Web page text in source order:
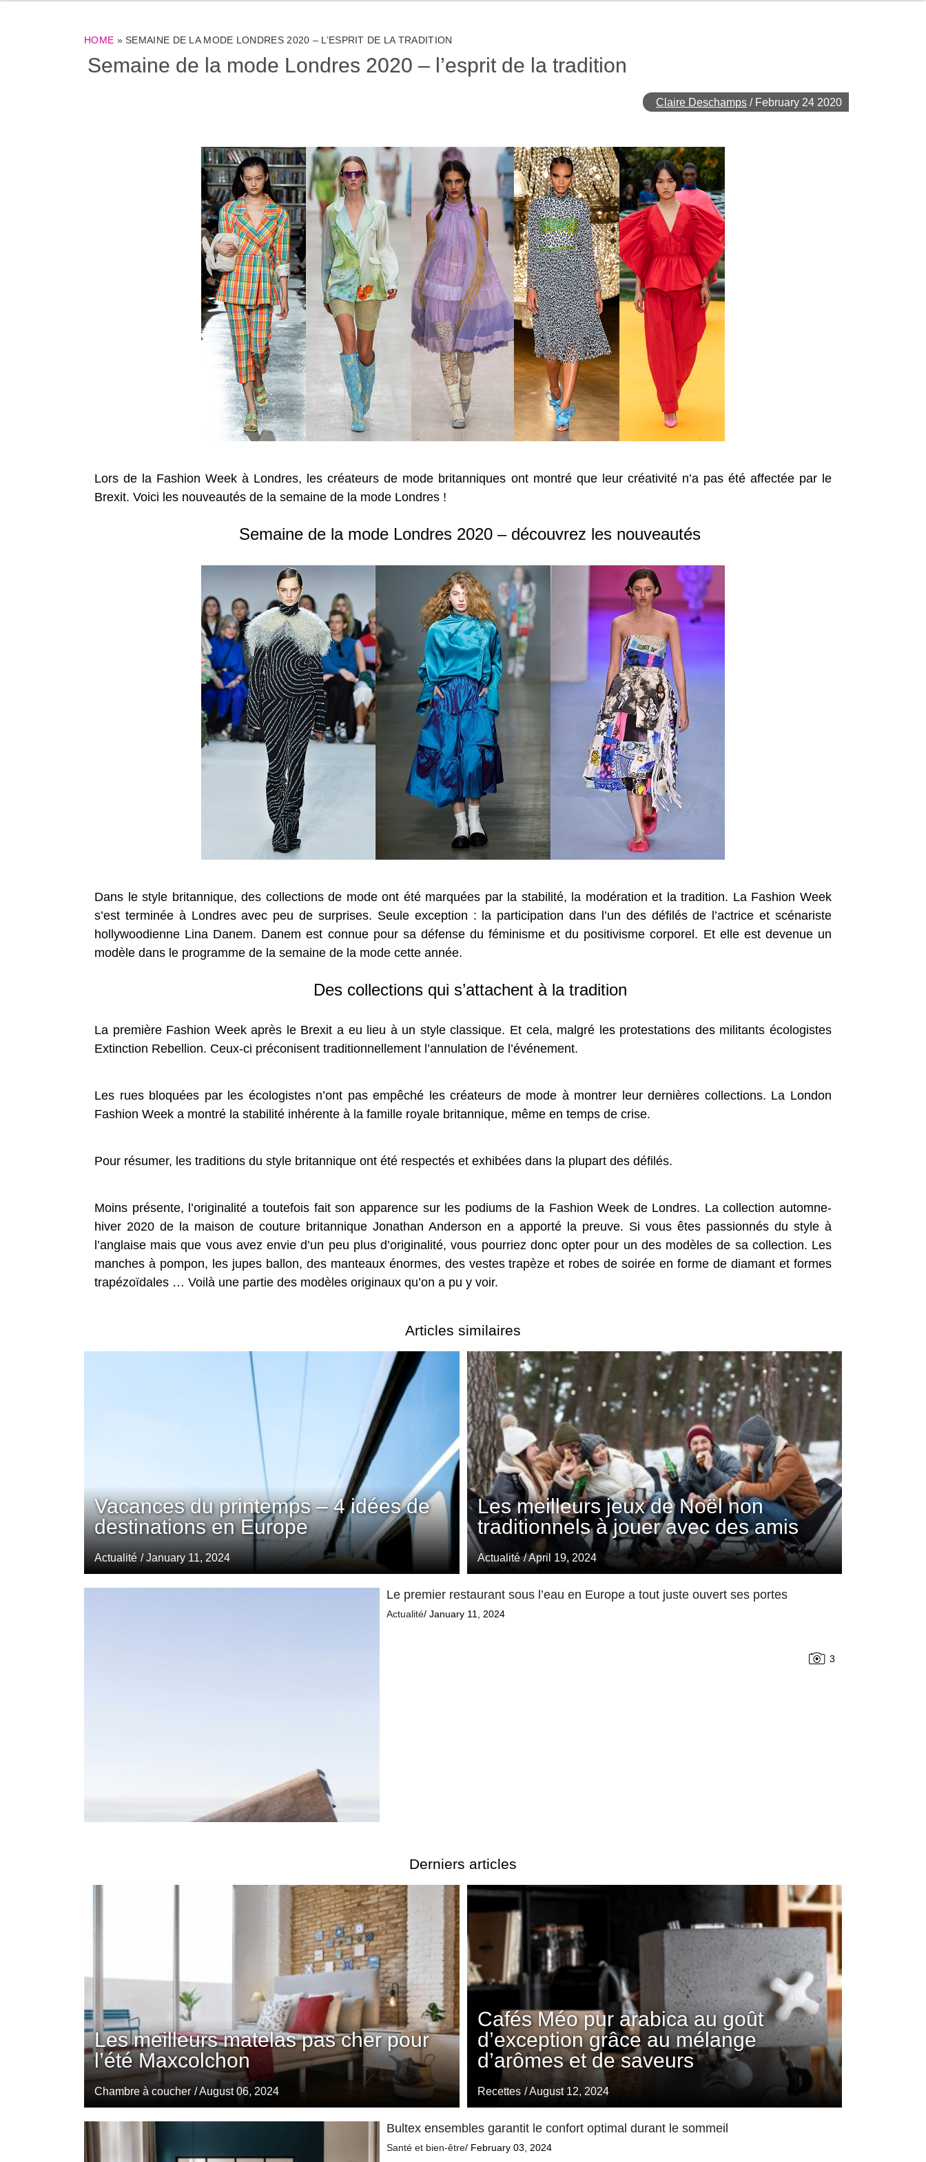
HOME »SEMAINE DE LA MODE LONDRES 2020 – L’ESPRIT DE LA TRADITION
Semaine de la mode Londres 2020 – l’esprit de la tradition
Claire Deschamps / February 24 2020
Lors de la Fashion Week à Londres, les créateurs de mode britanniques ont montré que leur créativité n’a pas été affectée par le
Brexit. Voici les nouveautés de la semaine de la mode Londres !
Semaine de la mode Londres 2020 – découvrez les nouveautés
Dans le style britannique, des collections de mode ont été marquées par la stabilité, la modération et la tradition. La Fashion Week
s’est terminée à Londres avec peu de surprises. Seule exception : la participation dans l’un des défilés de l’actrice et scénariste
hollywoodienne Lina Danem. Danem est connue pour sa défense du féminisme et du positivisme corporel. Et elle est devenue un
modèle dans le programme de la semaine de la mode cette année.
Des collections qui s’attachent à la tradition
La première Fashion Week après le Brexit a eu lieu à un style classique. Et cela, malgré les protestations des militants écologistes
Extinction Rebellion. Ceux-ci préconisent traditionnellement l’annulation de l’événement.
Les rues bloquées par les écologistes n’ont pas empêché les créateurs de mode à montrer leur dernières collections. La London
Fashion Week a montré la stabilité inhérente à la famille royale britannique, même en temps de crise.
Pour résumer, les traditions du style britannique ont été respectés et exhibées dans la plupart des défilés.
Moins présente, l’originalité a toutefois fait son apparence sur les podiums de la Fashion Week de Londres. La collection automne-
hiver 2020 de la maison de couture britannique Jonathan Anderson en a apporté la preuve. Si vous êtes passionnés du style à
l’anglaise mais que vous avez envie d’un peu plus d’originalité, vous pourriez donc opter pour un des modèles de sa collection. Les
manches à pompon, les jupes ballon, des manteaux énormes, des vestes trapèze et robes de soirée en forme de diamant et formes
trapézoïdales … Voilà une partie des modèles originaux qu’on a pu y voir.
Articles similaires
Les meilleurs jeux de Noël non
traditionnels à jouer avec des amis
Actualité / April 19, 2024
Vacances du printemps – 4 idées de
destinations en Europe
Actualité / January 11, 2024
Le premier restaurant sous l’eau en Europe a tout juste ouvert ses portes
Actualité/ January 11, 2024
3
Derniers articles
Cafés Méo pur arabica au goût
d’exception grâce au mélange
d’arômes et de saveurs
Recettes / August 12, 2024
Les meilleurs matelas pas cher pour
l’été Maxcolchon
Chambre à coucher / August 06, 2024
Bultex ensembles garantit le confort optimal durant le sommeil
Santé et bien-être/ February 03, 2024